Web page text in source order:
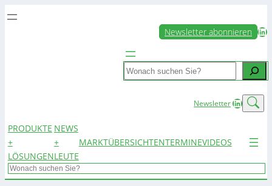
Newsletter abonnieren LinkedIn
Search
NewsletterLinkedIn
PRODUKTE
+
LÖSUNGEN
NEWS
+
LEUTE
MARKTÜBERSICHTENTERMINEVIDEOS
Search